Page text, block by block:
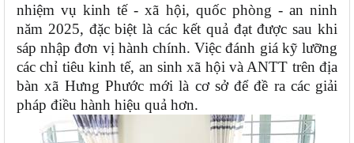
nhiệm vụ kinh tế - xã hội, quốc phòng - an ninh
năm 2025, đặc biệt là các kết quả đạt được sau khi
sáp nhập đơn vị hành chính. Việc đánh giá kỹ lưỡng
các chỉ tiêu kinh tế, an sinh xã hội và ANTT trên địa
bàn xã Hưng Phước mới là cơ sở để đề ra các giải
pháp điều hành hiệu quả hơn.